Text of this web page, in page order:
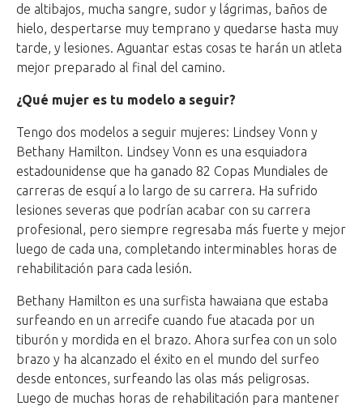
de altibajos, mucha sangre, sudor y lágrimas, baños de
hielo, despertarse muy temprano y quedarse hasta muy
tarde, y lesiones. Aguantar estas cosas te harán un atleta
mejor preparado al final del camino.
¿Qué mujer es tu modelo a seguir?
Tengo dos modelos a seguir mujeres: Lindsey Vonn y
Bethany Hamilton. Lindsey Vonn es una esquiadora
estadounidense que ha ganado 82 Copas Mundiales de
carreras de esquí a lo largo de su carrera. Ha sufrido
lesiones severas que podrían acabar con su carrera
profesional, pero siempre regresaba más fuerte y mejor
luego de cada una, completando interminables horas de
rehabilitación para cada lesión.
Bethany Hamilton es una surfista hawaiana que estaba
surfeando en un arrecife cuando fue atacada por un
tiburón y mordida en el brazo. Ahora surfea con un solo
brazo y ha alcanzado el éxito en el mundo del surfeo
desde entonces, surfeando las olas más peligrosas.
Luego de muchas horas de rehabilitación para mantener